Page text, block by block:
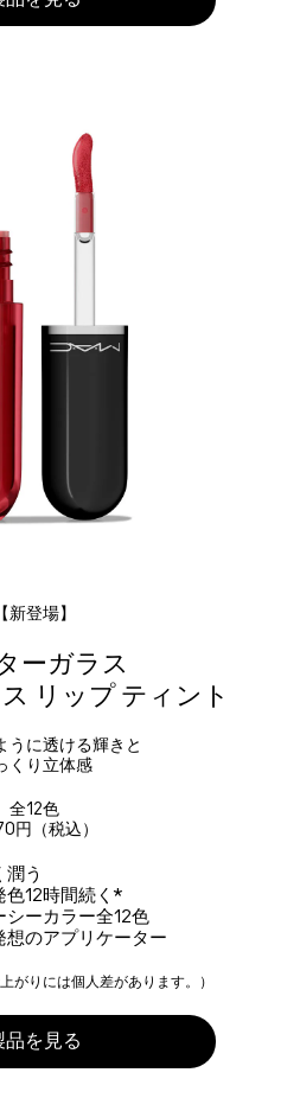
【新登場】
ーガラス
リップ ティント
うに透ける輝きと
くり立体感
全12色
円（税込）
う
色12時間続く*
ーカラー全12色
のアプリケーター
がりには個人差があります。）
品を見る